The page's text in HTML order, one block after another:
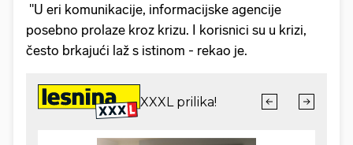
"U eri komunikacije, informacijske agencije
posebno prolaze kroz krizu. I korisnici su u krizi,
često brkajući laž s istinom - rekao je.